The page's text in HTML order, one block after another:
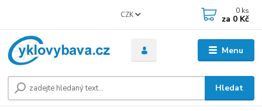
Menu
CZK
Hledat
0 ks
za 0 Kč